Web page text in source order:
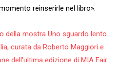
reinserirle nel libro».